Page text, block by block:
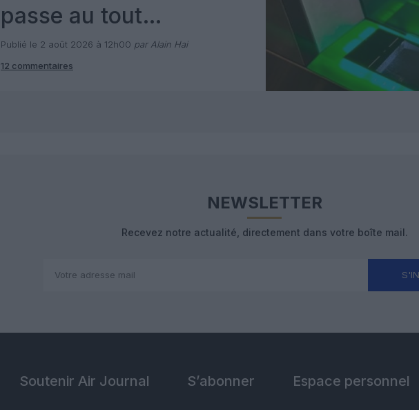
passe au tout
numérique avec Pax
Check
Publié le 2 août 2026 à 12h00 par Alain Hai
12 commentaires
NEWSLETTER
Recevez notre actualité, directement dans votre boîte mail.
Soutenir Air Journal S’abonner Espace personnel